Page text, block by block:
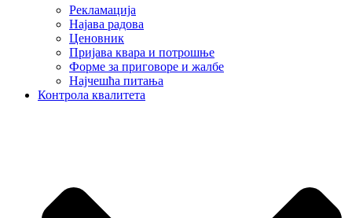
Рекламација
Најава радова
Ценовник
Пријава квара и потрошње
Форме за приговоре и жалбе
Најчешћа питања
Контрола квалитета